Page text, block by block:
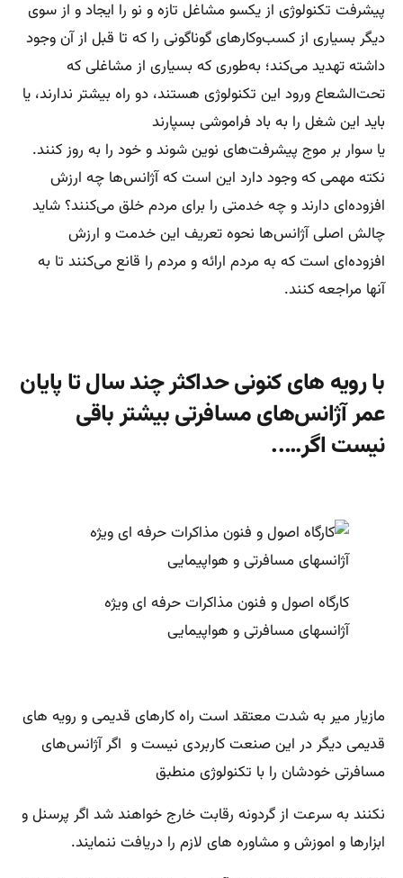
پیشرفت تکنولوژی از یکسو مشاغل تازه و نو را ایجاد و از سوی
دیگر بسیاری از کسب‌وکارهای گوناگونی را که تا قبل از آن وجود
داشته تهدید می‌کند؛ به‌طوری که بسیاری از مشاغلی که
تحت‌الشعاع ورود این تکنولوژی هستند، دو راه بیشتر ندارند، یا
باید این شغل را به باد فراموشی بسپارند
یا سوار بر موج پیشرفت‌های نوین شوند و خود را به روز کنند.
نکته مهمی که وجود دارد این است که آژانس‌ها چه ارزش
افزوده‌ای دارند و چه خدمتی را برای مردم خلق می‌کنند؟ شاید
چالش اصلی آژانس‌ها نحوه تعریف این خدمت و ارزش
افزوده‌ای است که به مردم ارائه و مردم را قانع می‌کنند تا به
آنها مراجعه کنند.
با رویه های کنونی حداکثر چند سال تا پایان
عمر آژانس‌های مسافرتی بیشتر باقی
نیست اگر…..
کارگاه اصول و فنون مذاکرات حرفه ای ویژه
آژانسهای مسافرتی و هواپیمایی
مازیار میر به شدت معتقد است راه کارهای قدیمی و رویه های
قدیمی دیگر در این صنعت کاربردی نیست و اگر آژانس‌های
مسافرتی خودشان را با تکنولوژی منطبق
نکنند به سرعت از گردونه رقابت خارج خواهند شد اگر پرسنل و
ابزارها و اموزش و مشاوره های لازم را دریافت ننمایند.